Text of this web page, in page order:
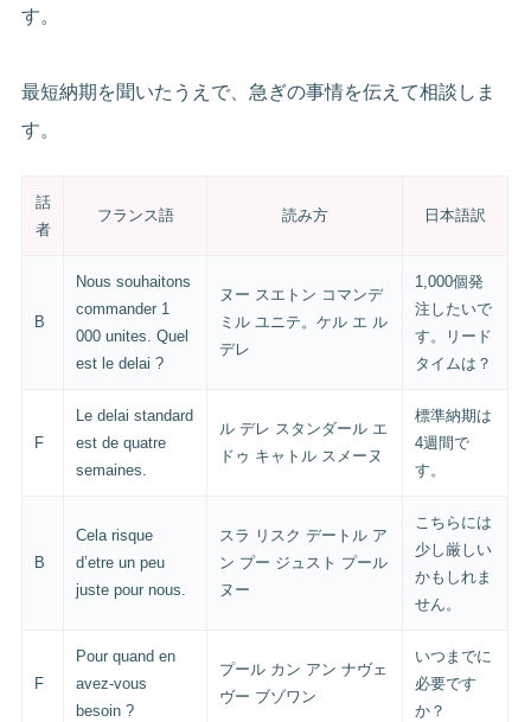
す。
最短納期を聞いたうえで、急ぎの事情を伝えて相談しま
す。
話
者
フランス語 読み方 日本語訳
B
Nous souhaitons
commander 1
000 unites. Quel
est le delai ?
ヌー スエトン コマンデ
ミル ユニテ。ケル エ ル
デレ
1,000個発
注したいで
す。リード
タイムは？
F
Le delai standard
est de quatre
semaines.
ル デレ スタンダール エ
ドゥ キャトル スメーヌ
標準納期は
4週間で
す。
B
Cela risque
d’etre un peu
juste pour nous.
スラ リスク デートル ア
ン プー ジュスト プール
ヌー
こちらには
少し厳しい
かもしれま
せん。
F
Pour quand en
avez-vous
besoin ?
プール カン アン ナヴェ
ヴー ブゾワン
いつまでに
必要です
か？